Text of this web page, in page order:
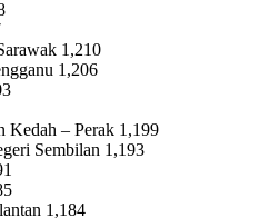
1,210
1,206
Kedah – Perak 1,199
Sembilan 1,193
1,184